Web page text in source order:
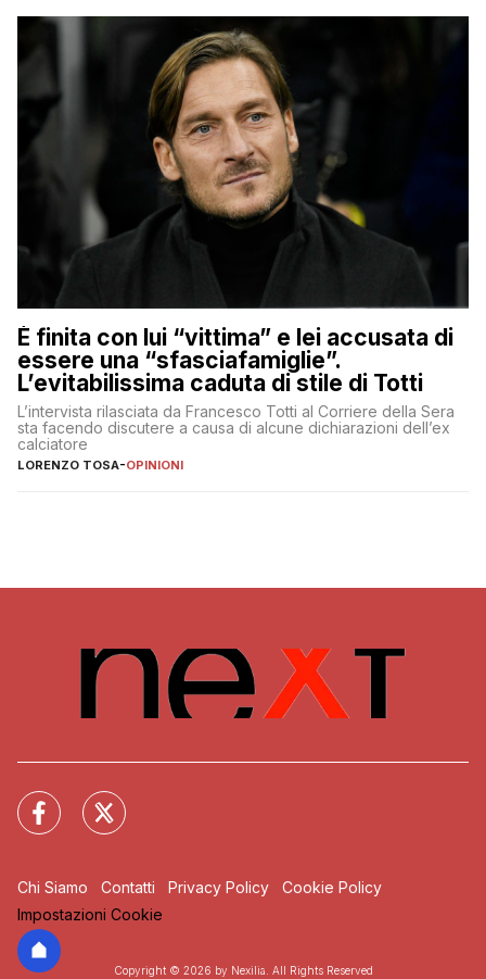
È finita con lui “vittima” e lei accusata di
essere una “sfasciafamiglie”.
L’evitabilissima caduta di stile di Totti
L’intervista rilasciata da Francesco Totti al Corriere della Sera
sta facendo discutere a causa di alcune dichiarazioni dell’ex
calciatore
LORENZO TOSA-OPINIONI
Chi Siamo Contatti Privacy Policy
Cookie Policy
Impostazioni Cookie
Copyright © 2026 by Nexilia. All Rights Reserved